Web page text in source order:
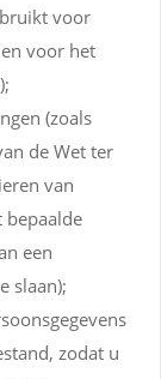
voor
voor het
(zoals
de Wet ter
van
bepaalde
een
slaan);
zodat u